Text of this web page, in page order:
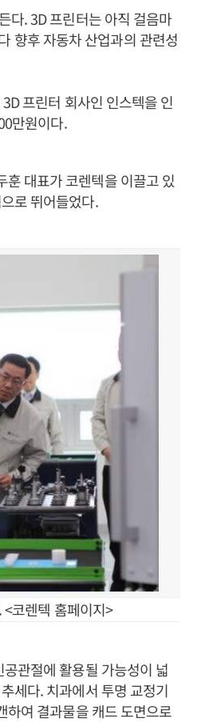
다. 3D 프린터는 아직 걸음마
향후 자동차 산업과의 관련성
프린터 회사인 인스텍을 인
만원이다.
대표가 코렌텍을 이끌고 있
로 뛰어들었다.
코렌텍 홈페이지>
관절에 활용될 가능성이 넓
세다. 치과에서 투명 교정기
하여 결과물을 캐드 도면으로